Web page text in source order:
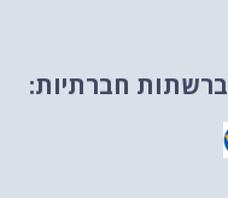
ברשתות חברתיות: